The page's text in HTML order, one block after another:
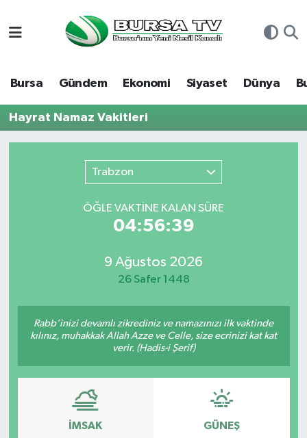
Bursa Gündem Ekonomi Siyaset Dünya
Hayrat Namaz Vakitleri
Trabzon
ÖĞLE VAKTİNE KALAN SÜRE
04:56:39
9 Ağustos 2026
26 Safer 1448
Rabb’inizi devamlı zikrediniz ve namazınızı ilk vaktinde
kılınız, muhakkak Allah Azze ve Celle, size ecrinizi kat kat
verir. (Hadis-i Şerif)
İMSAK GÜNEŞ
Bursa
Dünya
Sağlık
Siyaset
Hava Durumu
Namaz Vakitleri
Tüm Manşetler
Son Dakika Haberleri